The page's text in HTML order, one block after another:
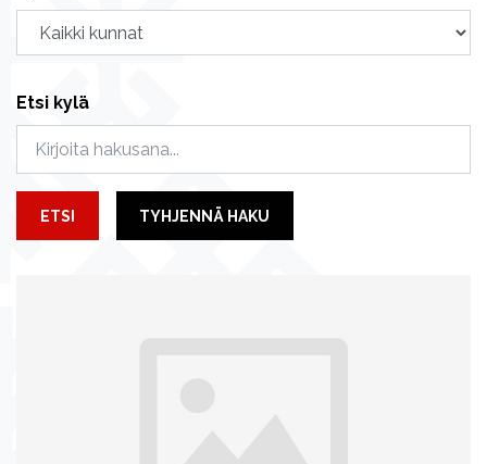
Etsi kylä
ETSI TYHJENNÄ HAKU